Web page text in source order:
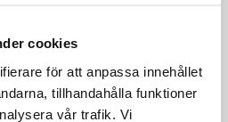
cookies
för att anpassa innehållet
tillhandahålla funktioner
vår trafik. Vi